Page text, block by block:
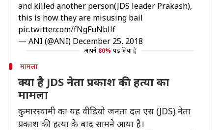
and killed another person(JDS leader Prakash),
this is how they are misusing bail
pic.twitter.com/fNgFuNbllf
— ANI (@ANI) December 25, 2018
आपने 80% पढ़ लिया है
मामला
क्या है JDS नेता प्रकाश की हत्या का
मामला
कुमारस्वामी का यह वीडियो जनता दल एस (JDS) नेता
प्रकाश की हत्या के बाद सामने आया है।